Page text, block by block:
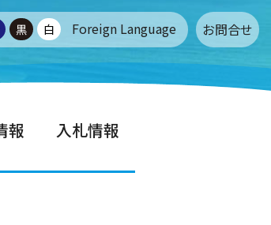
黒 白 Foreign Language お問合せ
報 入札情報